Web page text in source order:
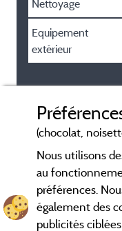
Nettoyage
Equipement
extérieur
(chocolat,
Nous utilisons
au
préférences.
également des
publicités